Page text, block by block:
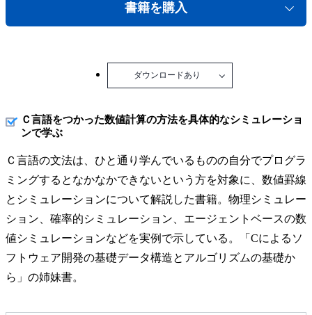
書籍を購入
ダウンロードあり
Ｃ言語をつかった数値計算の方法を具体的なシミュレーショ
ンで学ぶ
Ｃ言語の文法は、ひと通り学んでいるものの自分でプログラ
ミングするとなかなかできないという方を対象に、数値罫線
とシミュレーションについて解説した書籍。物理シミュレー
ション、確率的シミュレーション、エージェントベースの数
値シミュレーションなどを実例で示している。「Cによるソ
フトウェア開発の基礎データ構造とアルゴリズムの基礎か
ら」の姉妹書。